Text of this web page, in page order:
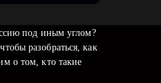
под иным углом?
разобраться, как
о том, кто такие